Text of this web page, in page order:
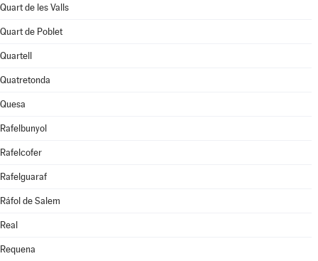
Quart de les Valls
Quart de Poblet
Quartell
Quatretonda
Quesa
Rafelbunyol
Rafelcofer
Rafelguaraf
Ráfol de Salem
Real
Requena